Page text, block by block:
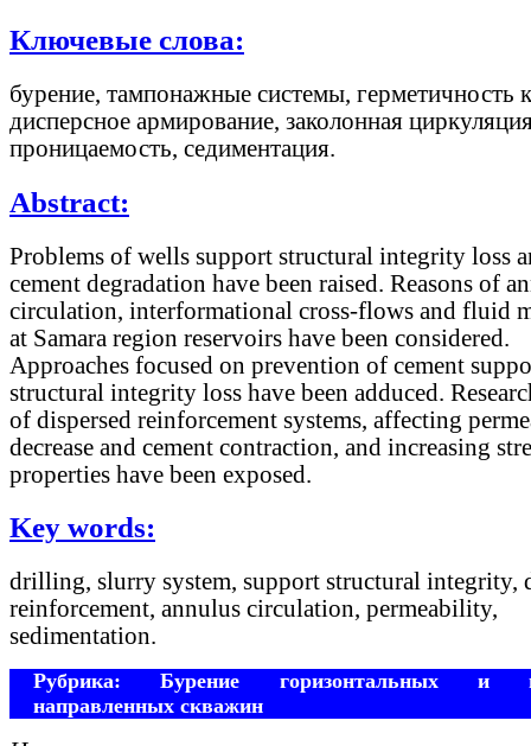
Ключевые слова:
бурение, тампонажные системы, герметичность
дисперсное армирование, заколонная
проницаемость, седиментация.
Abstract:
Problems of wells support structural integrity loss
cement degradation have been raised. Reasons of
circulation, interformational cross-flows and fluid
at Samara region reservoirs have been considered.
Approaches focused on prevention of cement
structural integrity loss have been adduced.
of dispersed reinforcement systems, affecting
decrease and cement contraction, and increasing
properties have been exposed.
Key words:
drilling, slurry system, support structural integrity,
reinforcement, annulus circulation, permeability,
sedimentation.
Рубрика: Бурение горизонтальных и
направленных скважин